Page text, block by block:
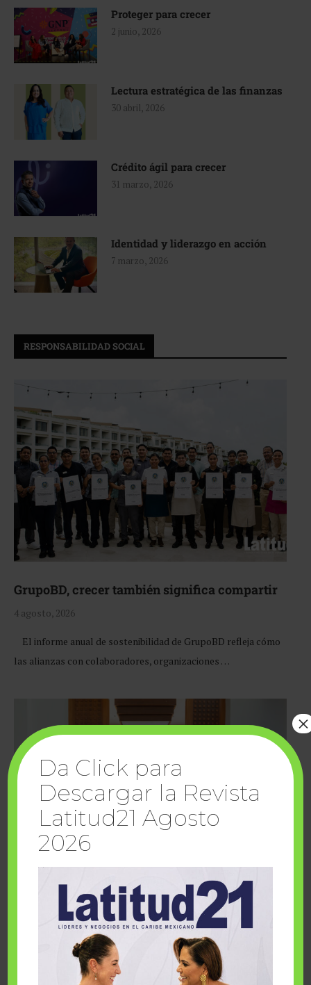
Proteger para crecer
2 junio, 2026
Lectura estratégica de las finanzas
30 abril, 2026
Crédito ágil para crecer
31 marzo, 2026
Identidad y liderazgo en acción
7 marzo, 2026
RESPONSABILIDAD SOCIAL
GrupoBD, crecer también significa compartir
4 agosto, 2026
El informe anual de sostenibilidad de GrupoBD refleja cómo
las alianzas con colaboradores, organizaciones …
Cuando la solidaridad inspira; cumplen
sueños Fairmont Mayakoba y Make-A-Wish
Da Click para
Descargar la Revista
Latitud21 Agosto
2026
×